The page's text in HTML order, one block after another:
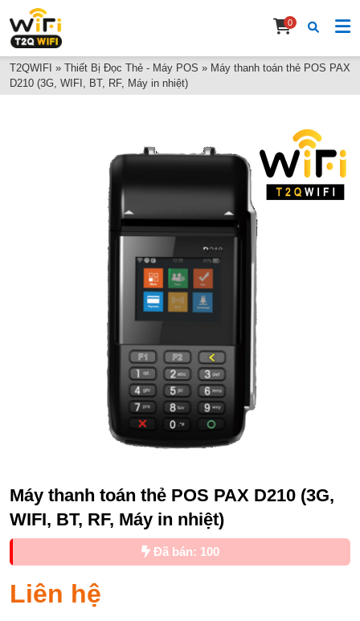
0
T2QWIFI » Thiết Bị Đọc Thẻ - Máy POS » Máy thanh toán thẻ POS PAX
D210 (3G, WIFI, BT, RF, Máy in nhiệt)
Máy thanh toán thẻ POS PAX D210 (3G,
WIFI, BT, RF, Máy in nhiệt)
Đã bán: 100
Liên hệ